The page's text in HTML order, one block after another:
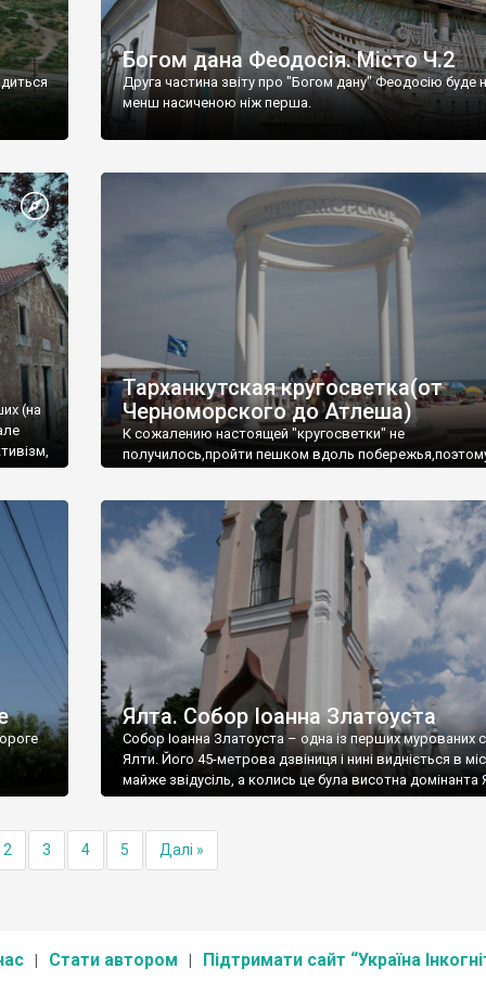
Богом дана Феодосія. Місто Ч.2
Друга частина звіту про "Богом дану" Феодосію буде
менш насиченою ніж перша.
(на
Тарханкутская кругосветка(от
Черноморского до Атлеша)
К сожалению настоящей "кругосветки" не
получилось,пройти пешком вдоль
Ялта. Собор Іоанна Златоуста
Собор Іоанна Златоуста – одна із перших мурованих
Ялти. Його 45-метрова дзвіниця і нині видніється в
майже звідусіль, а колись це була висотна домінанта
2 3 4 5 Далі »
Стати автором Підтримати сайт “Україна